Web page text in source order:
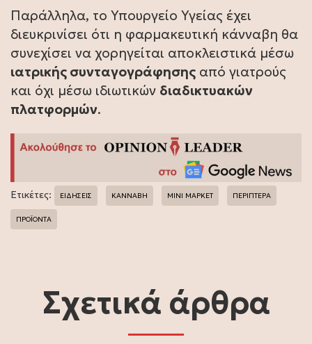
Παράλληλα, το Υπουργείο Υγείας έχει
διευκρινίσει ότι η φαρμακευτική κάνναβη θα
συνεχίσει να χορηγείται αποκλειστικά μέσω
ιατρικής συνταγογράφησης από γιατρούς
και όχι μέσω ιδιωτικών διαδικτυακών
πλατφορμών.
Ετικέτες: ΕΙΔΗΣΕΙΣ ΚΑΝΝΑΒΗ ΜΙΝΙ ΜΑΡΚΕΤ ΠΕΡΙΠΤΕΡΑ
ΠΡΟΪΟΝΤΑ
Σχετικά άρθρα